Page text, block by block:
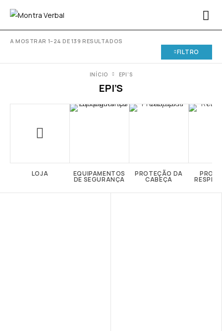
A MOSTRAR 1–24 DE 139 RESULTADOS
FILTRO
EPI’S
INÍCIO EPI’S
LOJA EQUIPAMENTOS
DE SEGURANÇA
PROTEÇÃO DA
CABEÇA